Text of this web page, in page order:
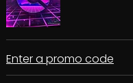
Enter a promo code